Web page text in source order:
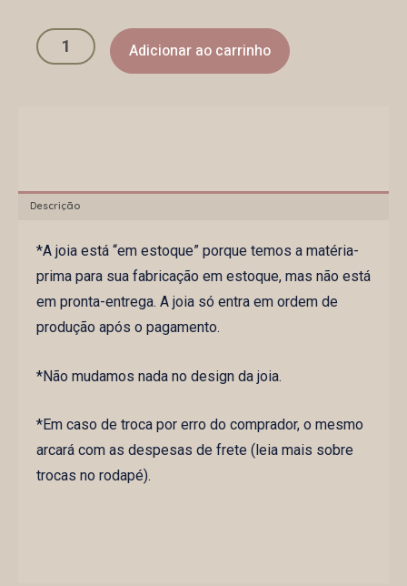
Adicionar ao carrinho
Descrição
*A joia está “em estoque” porque temos a matéria-
prima para sua fabricação em estoque, mas não está
em pronta-entrega. A joia só entra em ordem de
produção após o pagamento.
*Não mudamos nada no design da joia.
*Em caso de troca por erro do comprador, o mesmo
arcará com as despesas de frete (leia mais sobre
trocas no rodapé).